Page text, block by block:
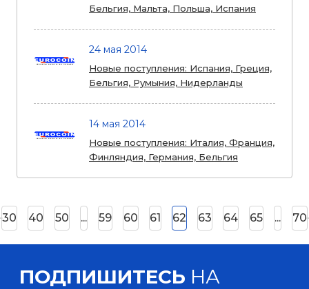
Бельгия, Мальта, Польша, Испания
24 мая 2014
Новые поступления: Испания, Греция,
Бельгия, Румыния, Нидерланды
14 мая 2014
Новые поступления: Италия, Франция,
Финляндия, Германия, Бельгия
30 40 50 ... 59 60 61 62 63 64 65 ... 70
ПОДПИШИТЕСЬ НА